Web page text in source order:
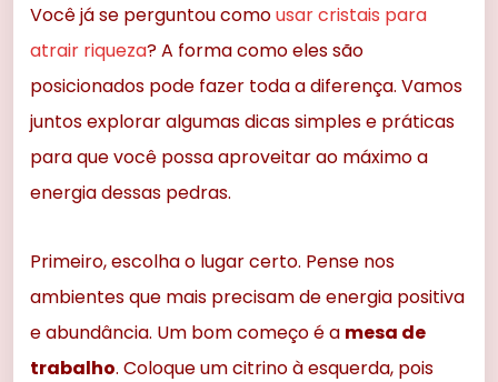
Você já se perguntou comousar cristais para
atrair riqueza? A forma como eles são
posicionados pode fazer toda a diferença. Vamos
juntos explorar algumas dicas simples e práticas
para que você possa aproveitar ao máximo a
energia dessas pedras.
Primeiro, escolha o lugar certo. Pense nos
ambientes que mais precisam de energia positiva
e abundância. Um bom começo é a mesa de
trabalho. Coloque um citrino à esquerda, pois